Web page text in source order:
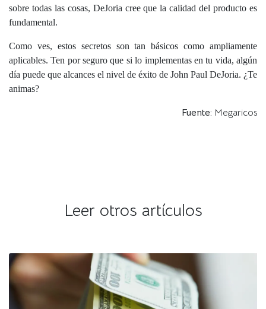
sobre todas las cosas, DeJoria cree que la calidad del producto es
fundamental.
Como ves, estos secretos son tan básicos como ampliamente
aplicables. Ten por seguro que si lo implementas en tu vida, algún
día puede que alcances el nivel de éxito de John Paul DeJoria. ¿Te
animas?
Fuente: Megaricos
Leer otros artículos